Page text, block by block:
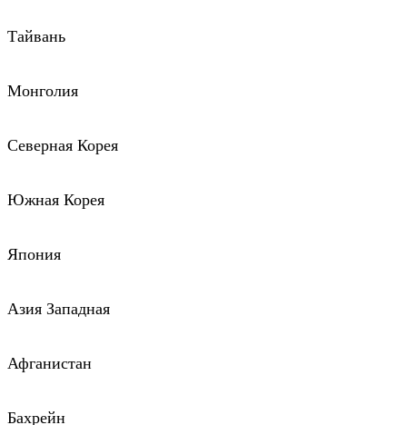
Тайвань
Монголия
Северная Корея
Южная Корея
Япония
Азия Западная
Афганистан
Бахрейн